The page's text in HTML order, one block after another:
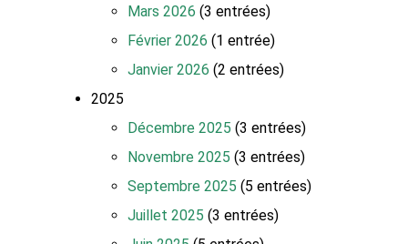
Mars 2026 (3 entrées)
Février 2026 (1 entrée)
Janvier 2026 (2 entrées)
2025
Décembre 2025 (3 entrées)
Novembre 2025 (3 entrées)
Septembre 2025 (5 entrées)
Juillet 2025 (3 entrées)